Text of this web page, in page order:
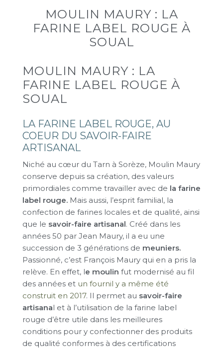
MOULIN MAURY : LA
FARINE LABEL ROUGE À
SOUAL
MOULIN MAURY : LA
FARINE LABEL ROUGE À
SOUAL
LA FARINE LABEL ROUGE, AU
COEUR DU SAVOIR-FAIRE
ARTISANAL
Niché au cœur du Tarn à Sorèze, Moulin Maury
conserve depuis sa création, des valeurs
primordiales comme travailler avec de la farine
label rouge. Mais aussi, l’esprit familial, la
confection de farines locales et de qualité, ainsi
que le savoir-faire artisanal. Créé dans les
années 50 par Jean Maury, il a eu une
succession de 3 générations de meuniers.
Passionné, c’est François Maury qui en a pris la
relève. En effet, le moulin fut modernisé au fil
des années et un fournil y a même été
construit en 2017. Il permet au savoir-faire
artisanal et à l’utilisation de la farine label
rouge d’être utile dans les meilleures
conditions pour y confectionner des produits
de qualité conformes à des certifications